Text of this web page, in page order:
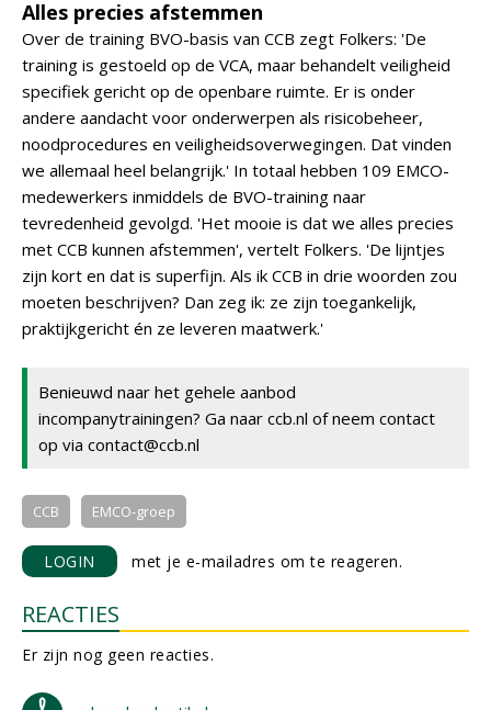
Alles precies afstemmen
Over de training BVO-basis van CCB zegt Folkers: 'De
training is gestoeld op de VCA, maar behandelt veiligheid
specifiek gericht op de openbare ruimte. Er is onder
andere aandacht voor onderwerpen als risicobeheer,
noodprocedures en veiligheidsoverwegingen. Dat vinden
we allemaal heel belangrijk.' In totaal hebben 109 EMCO-
medewerkers inmiddels de BVO-training naar
tevredenheid gevolgd. 'Het mooie is dat we alles precies
met CCB kunnen afstemmen', vertelt Folkers. 'De lijntjes
zijn kort en dat is superfijn. Als ik CCB in drie woorden zou
moeten beschrijven? Dan zeg ik: ze zijn toegankelijk,
praktijkgericht én ze leveren maatwerk.'
Benieuwd naar het gehele aanbod
incompanytrainingen? Ga naar ccb.nl of neem contact
op via contact@ccb.nl
CCB EMCO-groep
LOGIN met je e-mailadres om te reageren.
REACTIES
Er zijn nog geen reacties.